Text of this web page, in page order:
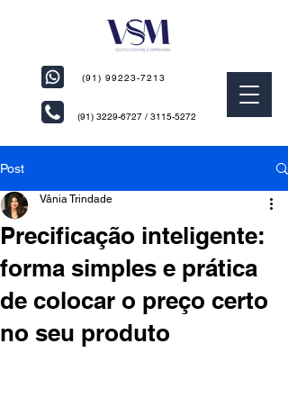
(91) 99223-7213
(91) 3229-6727 / 3115-5272
Post
Precificação inteligente:
forma simples e prática
de colocar o preço certo
no seu produto
Vânia Trindade